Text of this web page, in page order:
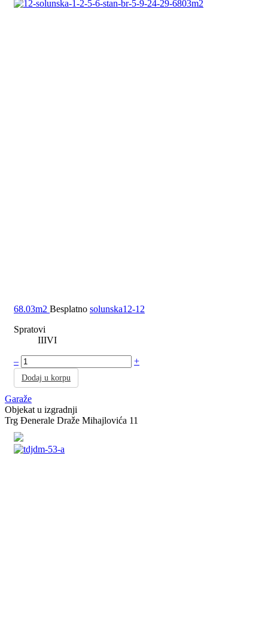
68.03m2 Besplatno solunska12-12
Spratovi
IIIVI
– +
Dodaj u korpu
Garaže
Objekat u izgradnji
Trg Đenerale Draže Mihajlovića 11